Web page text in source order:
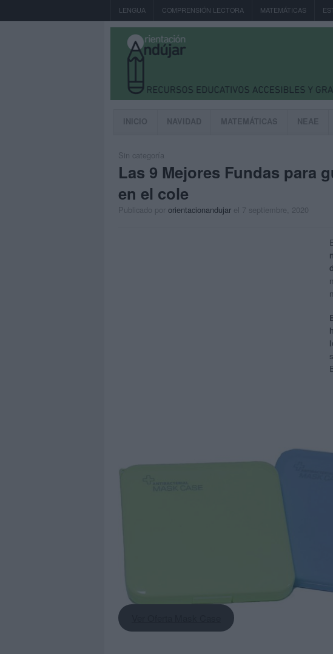
LENGUA COMPRENSIÓN LECTORA MATEMÁTICAS
INICIO NAVIDAD MATEMÁTICAS NEAE
Sin categoría
Las 9 Mejores Fundas para
en el cole
Publicado por orientacionandujar el 7 septiembre, 2020